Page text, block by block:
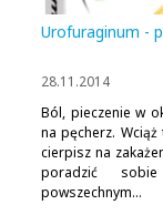
Urofuraginum -
28.11.2014
Ból, pieczenie w
na pęcherz.
cierpisz na
poradzić
powszechnym...